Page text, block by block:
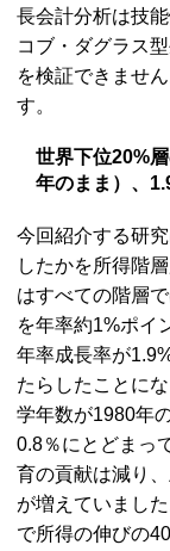
長会計分析は技
コブ・ダグラス
を検証できませ
す。
世界下位20%
年のまま）、
今回紹介する研
したかを所得階
はすべての階層
を年率約1%ポイ
年率成長率が
たらしたことに
学年数が1980年
0.8％にとどまっ
育の貢献は減り
が増えていまし
で所得の伸びの